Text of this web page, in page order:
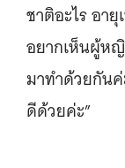
ชาติอะไร อา
อยากเห็นผู้ห
มาทำด้วยกัน
ดีด้วยค่ะ”